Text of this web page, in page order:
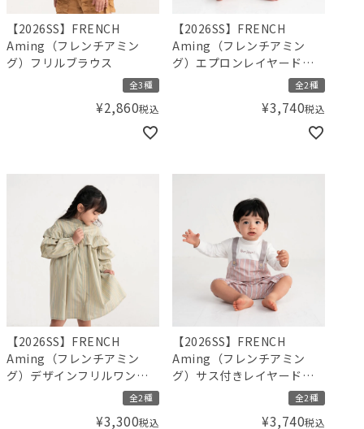
【2026SS】FRENCH
Aming（フレンチアミン
グ）フリルブラウス
全3種
¥2,860税込
【2026SS】FRENCH
Aming（フレンチアミン
グ）エプロンレイヤード風
全2種
¥3,740税込
【2026SS】FRENCH
Aming（フレンチアミン
グ）デザインフリルワンピ
全2種
¥3,300税込
【2026SS】FRENCH
Aming（フレンチアミン
グ）サス付きレイヤード風
全2種
¥3,740税込